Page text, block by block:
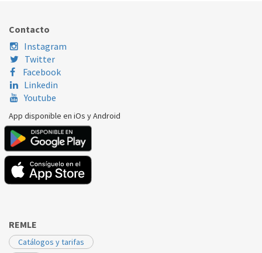
Contacto
Instagram
Twitter
Facebook
Linkedin
Youtube
App disponible en iOs y Android
REMLE
Catálogos y tarifas